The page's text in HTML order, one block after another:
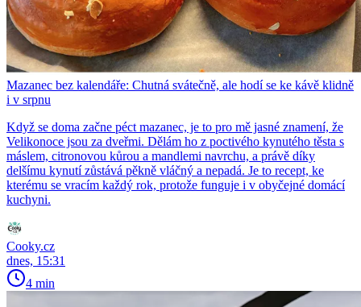
Mazanec bez kalendáře: Chutná svátečně, ale hodí se ke kávě klidně
i v srpnu
Když se doma začne péct mazanec, je to pro mě jasné znamení, že
Velikonoce jsou za dveřmi. Dělám ho z poctivého kynutého těsta s
máslem, citronovou kůrou a mandlemi navrchu, a právě díky
delšímu kynutí zůstává pěkně vláčný a nepadá. Je to recept, ke
kterému se vracím každý rok, protože funguje i v obyčejné domácí
kuchyni.
Cooky.cz
dnes, 15:31
4 min